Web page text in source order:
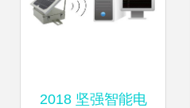
2018 坚强智能电